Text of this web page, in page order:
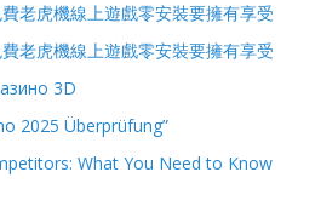
老虎機線上遊戲零安裝要擁有享受
老虎機線上遊戲零安裝要擁有享受
3D
2025 Überprüfung”
What You Need to Know